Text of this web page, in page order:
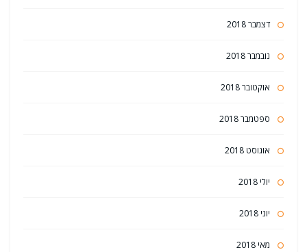
דצמבר 2018
נובמבר 2018
אוקטובר 2018
ספטמבר 2018
אוגוסט 2018
יולי 2018
יוני 2018
מאי 2018